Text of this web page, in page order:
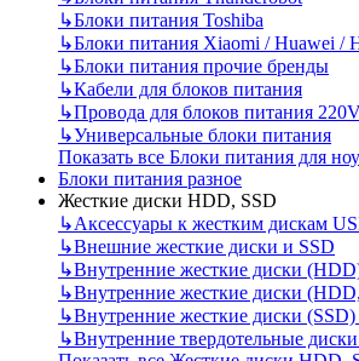
↳Блоки питания Toshiba
↳Блоки питания Xiaomi / Huawei /
↳Блоки питания прочие бренды
↳Кабели для блоков питания
↳Провода для блоков питания
↳Универсальные блоки питания
Показать все Блоки питания для
Блоки питания разное
Жесткие диски HDD, SSD
↳Аксессуары к жестким дискам
↳Внешние жесткие диски и SSD
↳Внутренние жесткие диски
↳Внутренние жесткие диски
↳Внутренние жесткие диски
↳Внутренние твердотельные